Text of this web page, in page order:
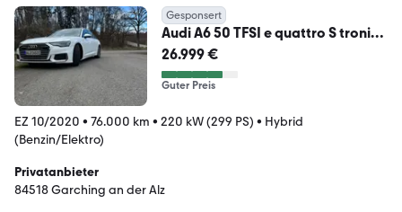
Gesponsert
Audi A6 50 TFSI e quattro S tronic
design design
26.999 €
Guter Preis
EZ 10/2020 • 76.000 km • 220 kW (299 PS) • Hybrid
(Benzin/Elektro)
Privatanbieter
84518 Garching an der Alz